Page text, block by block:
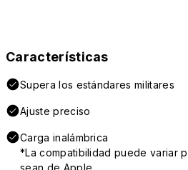
Características
Supera los estándares militares
Ajuste preciso
Carga inalámbrica
*La compatibilidad puede variar
sean de Apple.